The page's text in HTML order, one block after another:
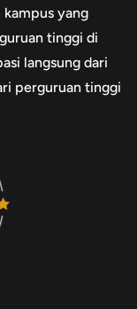
yang
tinggi di
langsung dari
perguruan tinggi